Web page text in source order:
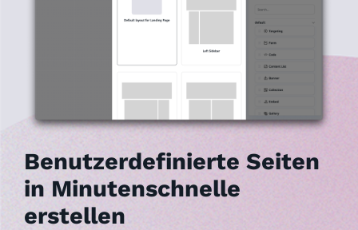
Benutzerdefinierte Seiten
in Minutenschnelle
erstellen